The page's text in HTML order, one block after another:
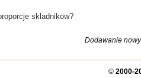
skladnikow?
Dodawanie
© 2000-